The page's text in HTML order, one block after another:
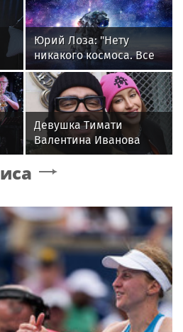
Юрий Лоза: "Нету
никакого космоса. Все
снимки из космоса —
это фейки"
Девушка Тимати
Валентина Иванова
снялась с годовалой
дочерью в парной